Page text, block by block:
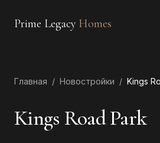
Prime Legacy Homes
Услуги
О нас
Главная / Новостройки / Kings
Kings Road Park